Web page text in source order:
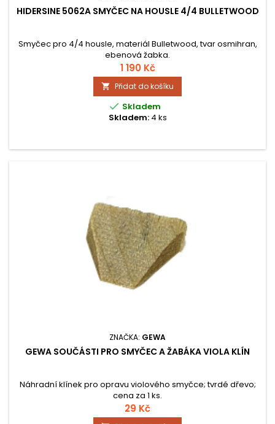
HIDERSINE 5062A SMYČEC NA HOUSLE 4/4 BULLETWOOD
Smyčec pro 4/4 housle, materiál Bulletwood, tvar osmihran,
ebenová žabka.
1 190 Kč
 Přidat do košíku
 Skladem
Skladem: 4 ks
ZNAČKA: GEWA
GEWA SOUČÁSTI PRO SMYČEC A ŽABÁKA VIOLA KLÍN
Náhradní klínek pro opravu violového smyčce; tvrdé dřevo;
cena za 1 ks.
29 Kč